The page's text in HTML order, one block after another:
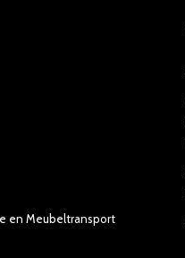
en Meubeltransport